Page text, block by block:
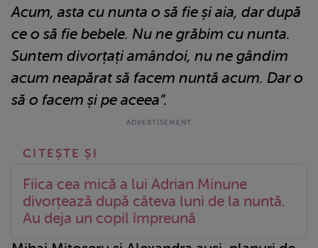
Acum, asta cu nunta o să fie și aia, dar după
ce o să fie bebele. Nu ne grăbim cu nunta.
Suntem divorțați amândoi, nu ne gândim
acum neapărat să facem nuntă acum. Dar o
să o facem și pe aceea”.
Fiica cea mică a lui Adrian Minune
divorțează după câteva luni de la nuntă.
Au deja un copil împreună